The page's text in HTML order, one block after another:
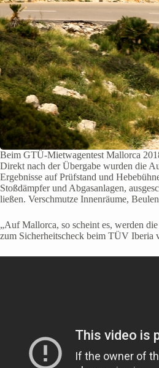
Beim GTÜ-Mietwagentest Mallorca
Direkt nach der Übergabe wurden die
Ergebnisse auf Prüfstand und
Stoßdämpfer und Abgasanlagen,
ließen. Verschmutze Innenräume,
„Auf Mallorca, so scheint es, werden
zum Sicherheitscheck beim TÜV Iberia